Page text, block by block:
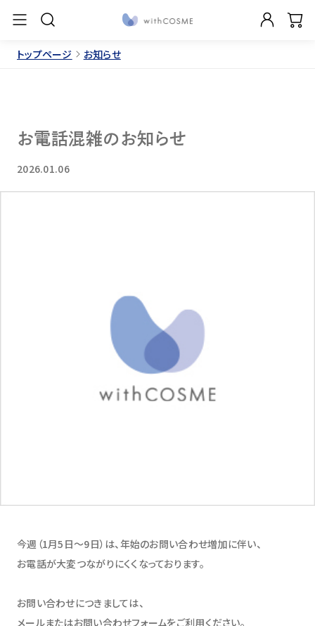
トップページ お知らせ
お電話混雑のお知らせ
2026.01.06
今週（1月5日～9日）は、年始のお問い合わせ増加に伴い、
お電話が大変つながりにくくなっております。
お問い合わせにつきましては、
メールまたはお問い合わせフォームをご利用ください。